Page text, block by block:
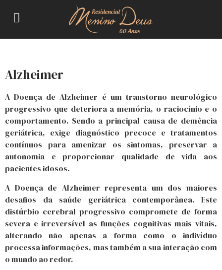
Alzheimer
A Doença de Alzheimer é um transtorno neurológico
progressivo que deteriora a memória, o raciocínio e o
comportamento. Sendo a principal causa de demência
geriátrica, exige diagnóstico precoce e tratamentos
contínuos para amenizar os sintomas, preservar a
autonomia e proporcionar qualidade de vida aos
pacientes idosos.
A Doença de Alzheimer representa um dos maiores
desafios da saúde geriátrica contemporânea. Este
distúrbio cerebral progressivo compromete de forma
severa e irreversível as funções cognitivas mais vitais,
alterando não apenas a forma como o indivíduo
processa informações, mas também a sua interação com
o mundo ao redor.